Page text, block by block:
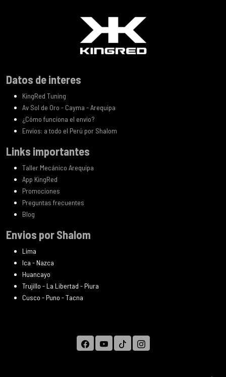
Datos de interes
KingRed Tuning
Av Sol de Oro - Cayma - Arequipa
¿Cómo funciona el envio?
Envios: a todo el Perú por Shalom
Links importantes
Taller Mecánico Arequipa
App KingRed
Promociones
Preguntas frecuentes
Blog
Envios por Shalom
Lima
Ica - Nazca
Huancayo
Trujillo - La Libertad - Piura
Cusco - Puno - Tacna